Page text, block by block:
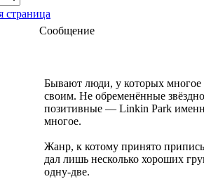
страница
Сообщение
Бывают люди, у которых многое
своим. Не обременённые
позитивные — Linkin Park
многое.
Жанр, к котому принято
дал лишь несколько хороших
одну-две.